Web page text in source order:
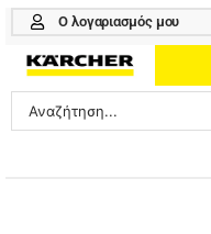
Μετάβαση
περιεχόμενο
Ο λογαριασμός μου
Search
...